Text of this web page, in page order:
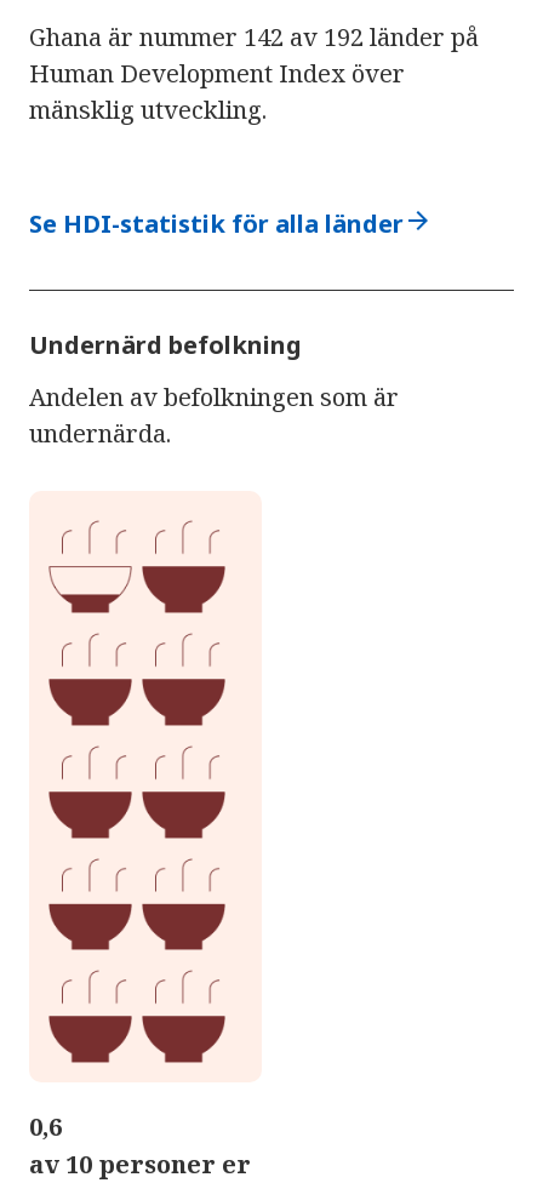
Ghana är nummer 142 av 192 länder på
Human Development Index över
mänsklig utveckling.
Se HDI-statistik för alla länderarrow_forward
Undernärd befolkning
Andelen av befolkningen som är
undernärda.
0,6
av 10 personer er